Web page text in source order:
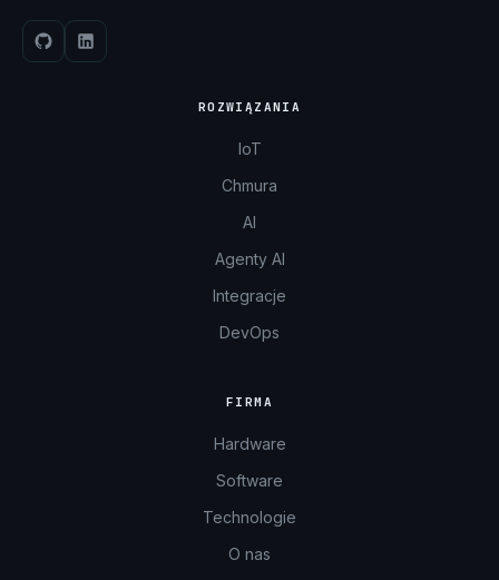
ROZWIĄZANIA
IoT
Chmura
AI
Agenty AI
Integracje
DevOps
FIRMA
Hardware
Software
Technologie
O nas